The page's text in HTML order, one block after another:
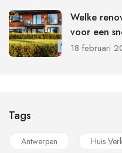
Welke
voor een
verkoop?
18 februari
Tags
Antwerpen
Huis